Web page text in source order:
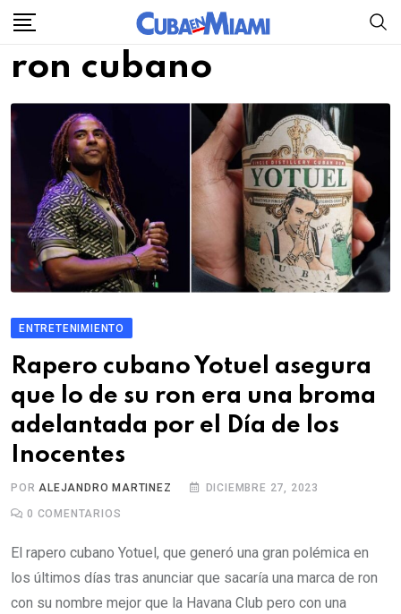
Skip
content
ron cubano
ENTRETENIMIENTO
Rapero cubano Yotuel asegura
que lo de su ron era una broma
adelantada por el Día de los
Inocentes
PORALEJANDRO MARTINEZ DICIEMBRE 27, 2023
0 COMENTARIOS
El rapero cubano Yotuel, que generó una gran polémica en
los últimos días tras anunciar que sacaría una marca de ron
con su nombre mejor que la Havana Club pero con una